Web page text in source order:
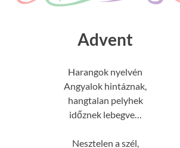
Advent
Harangok nyelvén
Angyalok hintáznak,
hangtalan pelyhek
időznek lebegve…
Nesztelen a szél,